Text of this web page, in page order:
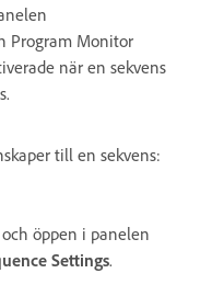
Program Monitor
när en sekvens
till en sekvens:
öppen i panelen
Settings.